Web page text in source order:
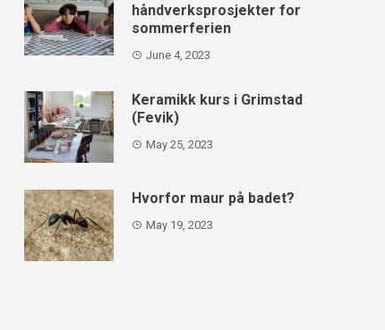
håndverksprosjekter for
sommerferien
June 4, 2023
Keramikk kurs i Grimstad
(Fevik)
May 25, 2023
Hvorfor maur på badet?
May 19, 2023